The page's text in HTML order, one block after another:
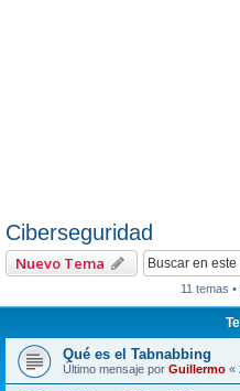
Ciberseguridad
Nuevo Tema
11 temas
Qué es el Tabnabbing
Último mensaje por Guillermo «